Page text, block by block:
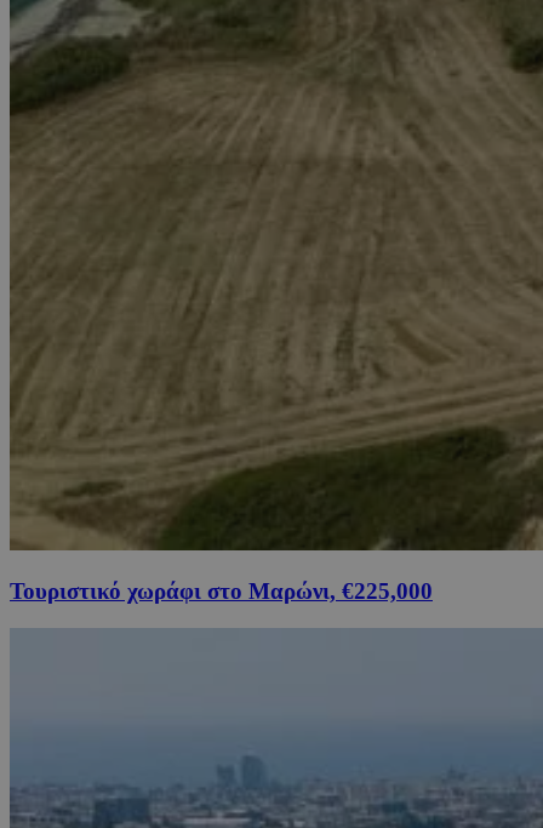
Τουριστικό χωράφι στο Μαρώνι, €225,000